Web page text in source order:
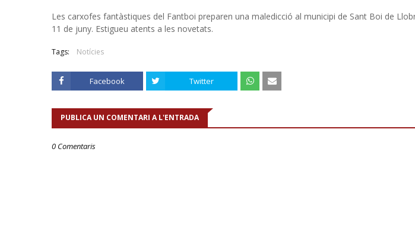
Les carxofes fantàstiques del Fantboi preparen una maledicció al municipi de Sant Boi de
11 de juny. Estigueu atents a les novetats.
Tags: Notícies
Facebook Twitter
PUBLICA UN COMENTARI A L'ENTRADA
0 Comentaris